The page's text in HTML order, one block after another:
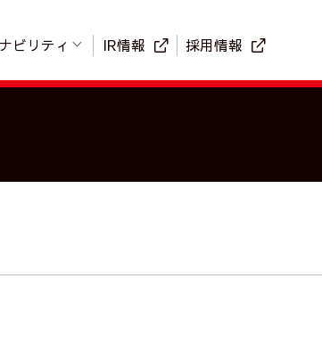
ビリティ IR情報 採用情報